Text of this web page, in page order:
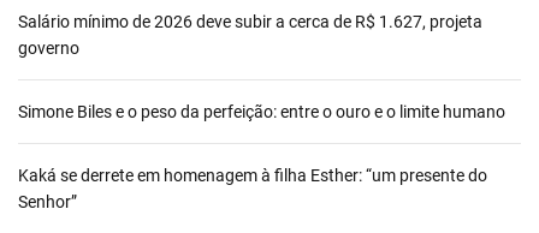
Salário mínimo de 2026 deve subir a cerca de R$ 1.627, projeta
governo
Simone Biles e o peso da perfeição: entre o ouro e o limite humano
Kaká se derrete em homenagem à filha Esther: “um presente do
Senhor”